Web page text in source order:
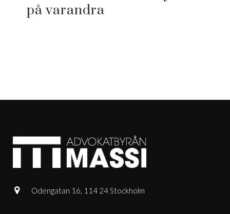
på varandra
Odengatan 16, 114 24 Stockholm